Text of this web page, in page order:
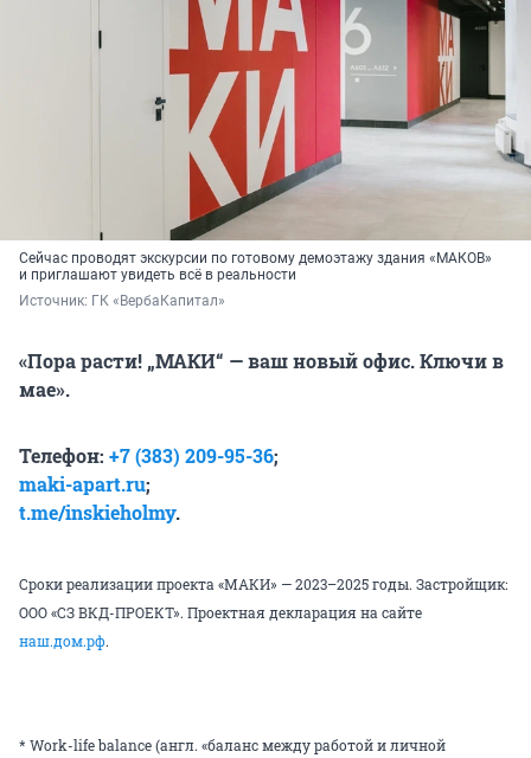
Сейчас проводят экскурсии по готовому демоэтажу здания «МАКОВ»
и приглашают увидеть всё в реальности
Источник: ГК «ВербаКапитал»
«Пора расти! „МАКИ“ — ваш новый офис. Ключи в
мае».
Телефон: +7 (383) 209-95-36;
maki-apart.ru;
t.me/inskieholmy.
Сроки реализации проекта «МАКИ» — 2023–2025 годы. Застройщик:
ООО «СЗ ВКД-ПРОЕКТ». Проектная декларация на сайте
наш.дом.рф.
* Work-life balance (англ. «баланс между работой и личной